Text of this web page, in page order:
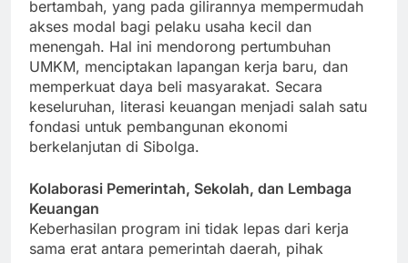
bertambah, yang pada gilirannya mempermudah
akses modal bagi pelaku usaha kecil dan
menengah. Hal ini mendorong pertumbuhan
UMKM, menciptakan lapangan kerja baru, dan
memperkuat daya beli masyarakat. Secara
keseluruhan, literasi keuangan menjadi salah satu
fondasi untuk pembangunan ekonomi
berkelanjutan di Sibolga.
Kolaborasi Pemerintah, Sekolah, dan Lembaga
Keuangan
Keberhasilan program ini tidak lepas dari kerja
sama erat antara pemerintah daerah, pihak